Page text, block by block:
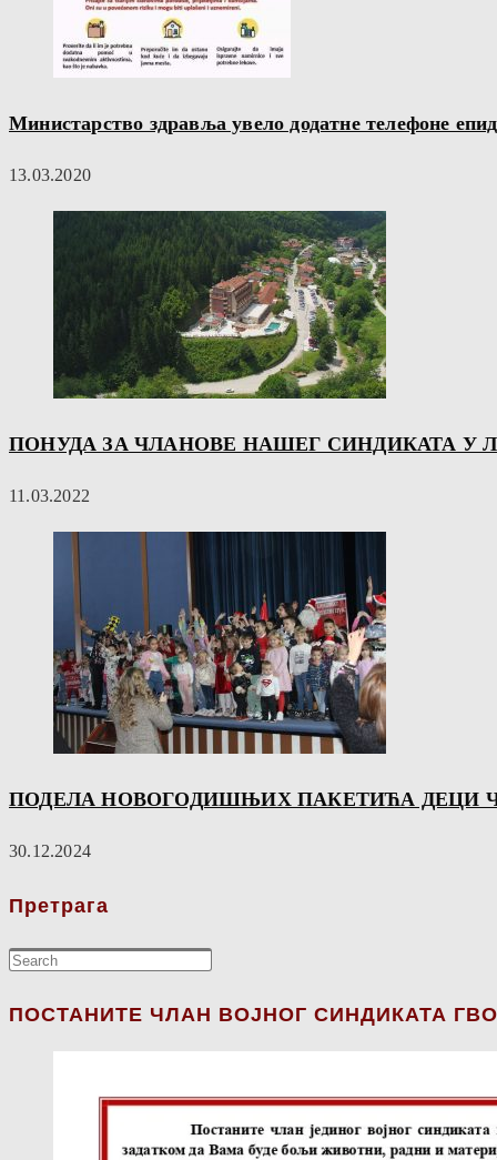
Министарство здравља увело додатне телефоне
13.03.2020
ПОНУДА ЗА ЧЛАНОВЕ НАШЕГ СИНДИКАТА У
11.03.2022
ПОДЕЛА НОВОГОДИШЊИХ ПАКЕТИЋА ДЕЦИ
30.12.2024
Претрага
ПОСТАНИТЕ ЧЛАН ВОЈНОГ СИНДИКАТА